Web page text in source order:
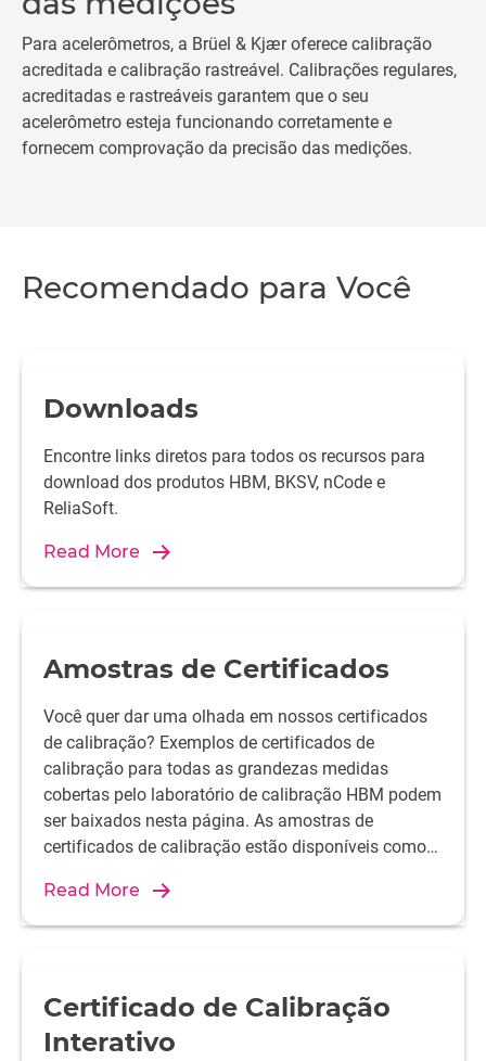
Para acelerômetros, a Brüel & Kjær oferece calibração
acreditada e calibração rastreável. Calibrações regulares,
acreditadas e rastreáveis garantem que o seu
acelerômetro esteja funcionando corretamente e
fornecem comprovação da precisão das medições.
Recomendado para Você
Downloads
Encontre links diretos para todos os recursos para
download dos produtos HBM, BKSV, nCode e
ReliaSoft.
Read More
Amostras de Certificados
Você quer dar uma olhada em nossos certificados
de calibração? Exemplos de certificados de
calibração para todas as grandezas medidas
cobertas pelo laboratório de calibração HBM podem
ser baixados nesta página. As amostras de
certificados de calibração estão disponíveis como
Read More
Certificado de Calibração
Interativo